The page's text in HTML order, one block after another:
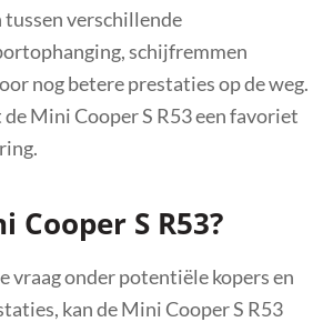
tussen verschillende
schijfremmen
nog betere prestaties op de weg.
Mini Cooper S R53 een favoriet
S R53?
vraag onder potentiële kopers en
kan de Mini Cooper S R53